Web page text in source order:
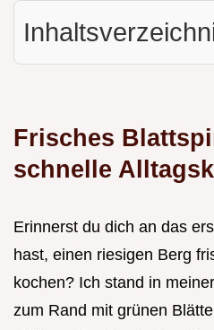
Frisches
schnelle
Erinnerst du dich an das
hast, einen riesigen Berg
kochen? Ich stand in
zum Rand mit grünen